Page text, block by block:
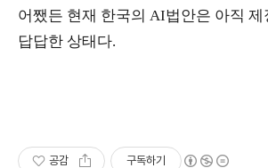
어쨌든 현재 한국의 AI법안은 아직
답답한 상태다.
공감 구독하기